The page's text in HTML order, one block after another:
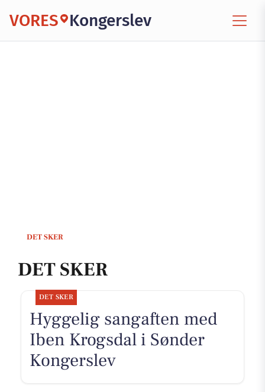
VORES Kongerslev
DET SKER
DET SKER
DET SKER
Hyggelig sangaften med
Iben Krogsdal i Sønder
Kongerslev